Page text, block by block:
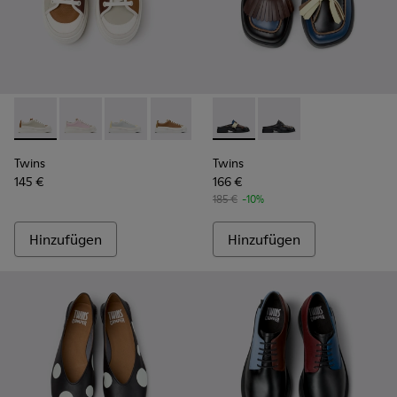
Twins - K201626-025 - Mehrfarbige Leder-Sneaker für
Twins - K201626-024 - Mehrfarbige Ledersneaker
Twins - K201626-020
Twins - K201626-019
Twins - K201626-018
Twins - K201626-010
Twins
145 €
Hinzufügen
Twins - K201890-002 -
Twins - K201890-
Twins
166 €
185 € -10%
Hinzufügen